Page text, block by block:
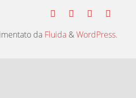
da Fluida &WordPress.